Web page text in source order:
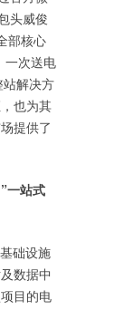
头威俊
部核心
一次送电
站解决方
也为其
提供了
一站式
础设施
数据中
目的电